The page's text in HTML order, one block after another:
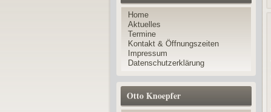
Home
Aktuelles
Termine
Kontakt & Öffnungszeiten
Impressum
Datenschutzerklärung
Otto Knoepfer